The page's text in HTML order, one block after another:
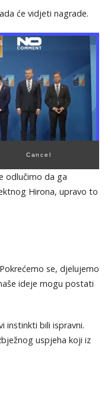
će vidjeti nagrade.
Cancel
odlučimo da ga
Hirona, upravo to
se, djelujemo
ideje mogu postati
instinkti bili ispravni.
uspjeha koji iz